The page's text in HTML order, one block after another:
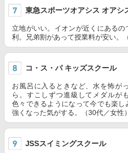
東急スポーツオアシス オアシ
立地がいい。イオンが近くにある
利。兄弟割があって授業料が安い。
コ・ス・パ キッズスクール
お風呂に入るときなど、水を怖が
ら。すこしずつ進級してメダルが
色々できるようになって今でも楽し
強くなった気がする。（30代／女性）
JSSスイミングスクール